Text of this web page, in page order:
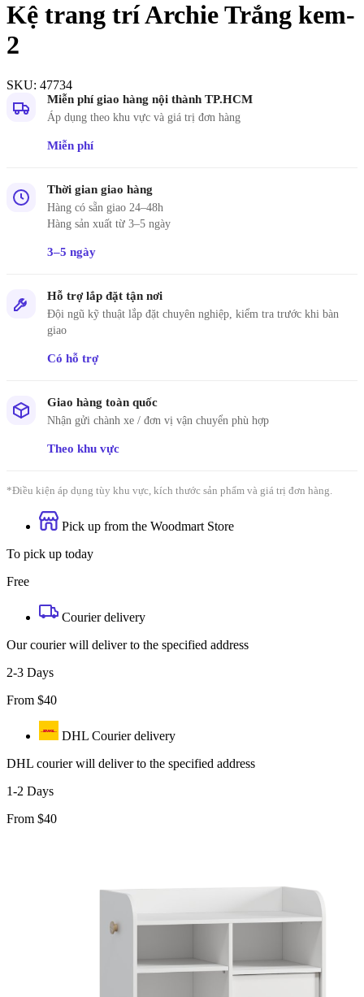
Kệ trang trí Archie Trắng kem-
2
SKU: 47734
Miễn phí giao hàng nội thành TP.HCM
Áp dụng theo khu vực và giá trị đơn hàng
Miễn phí
Thời gian giao hàng
Hàng có sẵn giao 24–48h
Hàng sản xuất từ 3–5 ngày
3–5 ngày
Hỗ trợ lắp đặt tận nơi
Đội ngũ kỹ thuật lắp đặt chuyên nghiệp, kiểm tra trước khi bàn
giao
Có hỗ trợ
Giao hàng toàn quốc
Nhận gửi chành xe / đơn vị vận chuyển phù hợp
Theo khu vực
*Điều kiện áp dụng tùy khu vực, kích thước sản phẩm và giá trị đơn hàng.
Pick up from the Woodmart Store
To pick up today
Free
Courier delivery
Our courier will deliver to the specified address
2-3 Days
From $40
DHL Courier delivery
DHL courier will deliver to the specified address
1-2 Days
From $40